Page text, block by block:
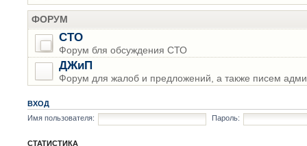
ФОРУМ
СТО
Форум бля обсуждения СТО
ДЖиП
Форум для жалоб и предложений, а также писем
ВХОД
Имя пользователя:
Пароль:
СТАТИСТИКА